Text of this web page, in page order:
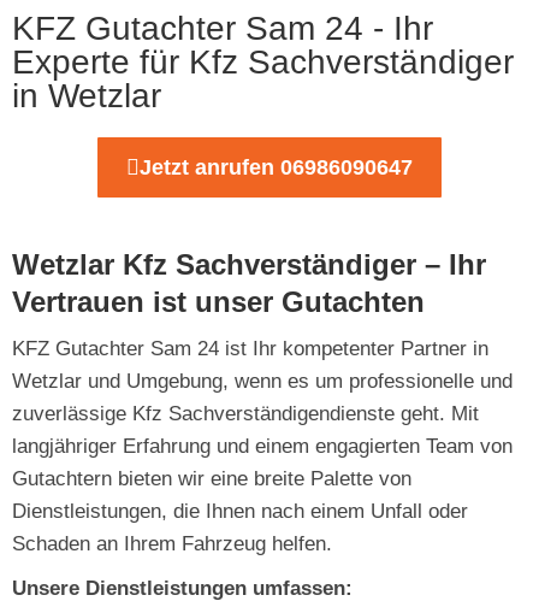
KFZ Gutachter Sam 24 - Ihr
Experte für Kfz Sachverständiger
in Wetzlar
Jetzt anrufen 06986090647
Wetzlar Kfz Sachverständiger – Ihr
Vertrauen ist unser Gutachten
KFZ Gutachter Sam 24 ist Ihr kompetenter Partner in
Wetzlar und Umgebung, wenn es um professionelle und
zuverlässige Kfz Sachverständigendienste geht. Mit
langjähriger Erfahrung und einem engagierten Team von
Gutachtern bieten wir eine breite Palette von
Dienstleistungen, die Ihnen nach einem Unfall oder
Schaden an Ihrem Fahrzeug helfen.
Unsere Dienstleistungen umfassen: